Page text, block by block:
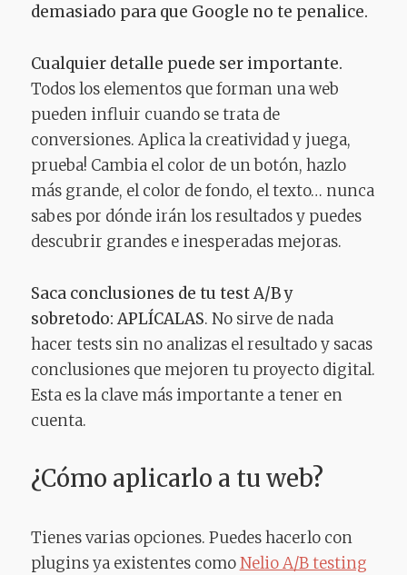
demasiado para que Google no te penalice.
Cualquier detalle puede ser importante.
Todos los elementos que forman una web
pueden influir cuando se trata de
conversiones. Aplica la creatividad y juega,
prueba! Cambia el color de un botón, hazlo
más grande, el color de fondo, el texto… nunca
sabes por dónde irán los resultados y puedes
descubrir grandes e inesperadas mejoras.
Saca conclusiones de tu test A/B y
sobretodo: APLÍCALAS. No sirve de nada
hacer tests sin no analizas el resultado y sacas
conclusiones que mejoren tu proyecto digital.
Esta es la clave más importante a tener en
cuenta.
¿Cómo aplicarlo a tu web?
Tienes varias opciones. Puedes hacerlo con
plugins ya existentes comoNelio A/B testing